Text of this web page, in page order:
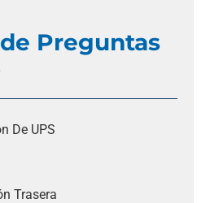
Preguntas
De UPS
Trasera